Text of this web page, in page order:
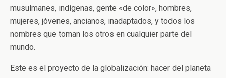
musulmanes, indígenas, gente «de color», hombres,
mujeres, jóvenes, ancianos, inadaptados, y todos los
nombres que toman los otros en cualquier parte del
mundo.
Este es el proyecto de la globalización: hacer del planeta